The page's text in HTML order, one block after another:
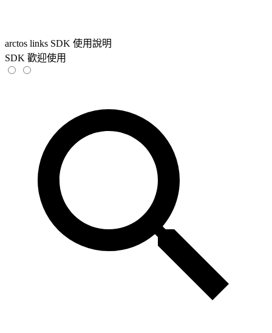
arctos links SDK 使用說明
SDK 歡迎使用